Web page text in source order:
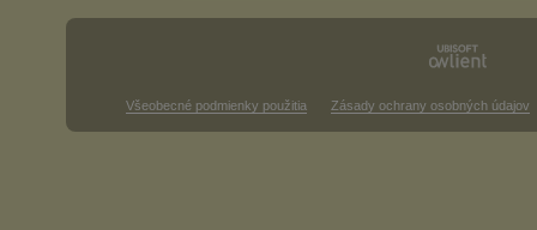
Všeobecné podmienky použitia Zásady ochrany osobných údajov